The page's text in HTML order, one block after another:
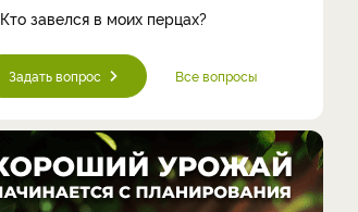
Кто завелся в моих перцах?
Задать вопрос Все вопросы